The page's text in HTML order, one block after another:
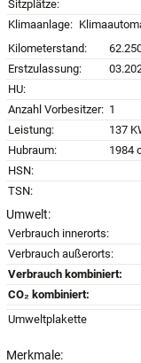
Sitzplätze:
Klimaanlage:
Kilometerstand:
Erstzulassung:
HU:
Anzahl Vorbesitzer: 1
Leistung:
137
Hubraum:
1984
HSN:
TSN:
Umwelt:
Verbrauch innerorts:
Verbrauch außerorts:
Verbrauch kombiniert:
CO₂ kombiniert:
Umweltplakette
Merkmale: